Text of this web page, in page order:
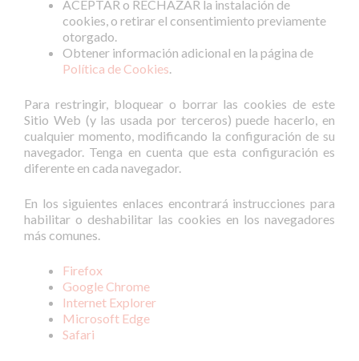
ACEPTAR o RECHAZAR la instalación de
cookies, o retirar el consentimiento previamente
otorgado.
Obtener información adicional en la página de
Política de Cookies.
Para restringir, bloquear o borrar las cookies de este
Sitio Web (y las usada por terceros) puede hacerlo, en
cualquier momento, modificando la configuración de su
navegador. Tenga en cuenta que esta configuración es
diferente en cada navegador.
En los siguientes enlaces encontrará instrucciones para
habilitar o deshabilitar las cookies en los navegadores
más comunes.
Firefox
Google Chrome
Internet Explorer
Microsoft Edge
Safari